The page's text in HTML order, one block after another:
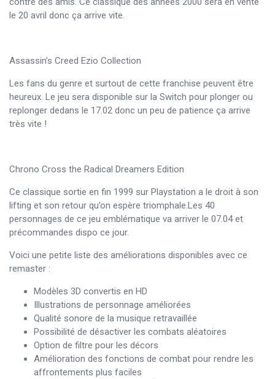
le 20 avril donc ça arrive vite.
Assassin’s Creed Ezio Collection
Les fans du genre et surtout de cette franchise peuvent être
heureux. Le jeu sera disponible sur la Switch pour plonger ou
replonger dedans le 17.02 donc un peu de patience ça arrive
très vite !
Chrono Cross the Radical Dreamers Edition
Ce classique sortie en fin 1999 sur Playstation a le droit à son
lifting et son retour qu’on espère triomphale.Les 40
personnages de ce jeu emblématique va arriver le 07.04 et
précommandes dispo ce jour.
Voici une petite liste des améliorations disponibles avec ce
remaster :
Modèles 3D convertis en HD
Illustrations de personnage améliorées
Qualité sonore de la musique retravaillée
Possibilité de désactiver les combats aléatoires
Option de filtre pour les décors
Amélioration des fonctions de combat pour rendre les
affrontements plus faciles